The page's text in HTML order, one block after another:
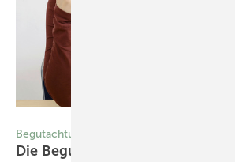
Begutachtung
Die Begutachtung von